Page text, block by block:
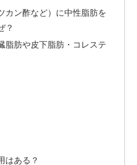
カン酢など）に中性脂肪を
？
脂肪や皮下脂肪・コレステ
はある？